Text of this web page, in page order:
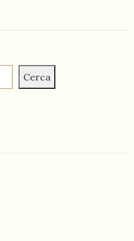
Cerca